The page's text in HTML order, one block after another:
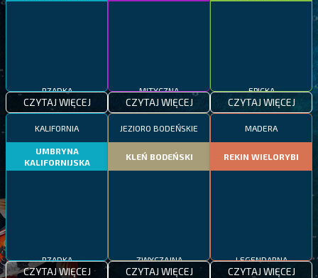
RZADKA
CZYTAJ WIĘCEJ
MITYCZNA
CZYTAJ WIĘCEJ
EPICKA
CZYTAJ WIĘCEJ
KALIFORNIA
UMBRYNA
KALIFORNIJSKA
RZADKA
CZYTAJ WIĘCEJ
JEZIORO BODEŃSKIE
KLEŃ BODEŃSKI
ZWYCZAJNA
CZYTAJ WIĘCEJ
MADERA
REKIN WIELORYBI
LEGENDARNA
CZYTAJ WIĘCEJ